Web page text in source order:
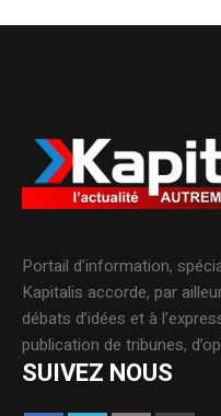
Portail d’information,
Kapitalis accorde, par
débats d’idées et à
publication de tribunes,
SUIVEZ NOUS